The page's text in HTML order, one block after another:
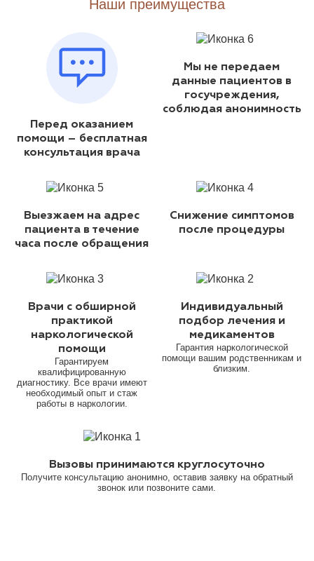
Наши преимущества
Перед оказанием
помощи – бесплатная
консультация врача
Мы не передаем
данные пациентов в
госучреждения,
соблюдая анонимность
Выезжаем на адрес
пациента в течение
часа после обращения
Снижение симптомов
после процедуры
Врачи с обширной
практикой
наркологической
помощи
Гарантируем
квалифицированную
диагностику. Все врачи имеют
необходимый опыт и стаж
работы в наркологии.
Индивидуальный
подбор лечения и
медикаментов
Гарантия наркологической
помощи вашим родственникам и
близким.
Вызовы принимаются круглосуточно
Получите консультацию анонимно, оставив заявку на обратный
звонок или позвоните сами.